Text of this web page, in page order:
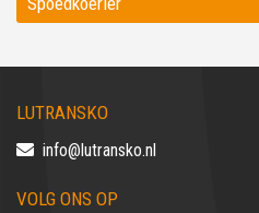
LUTRANSKO
info@lutransko.nl
VOLG ONS OP